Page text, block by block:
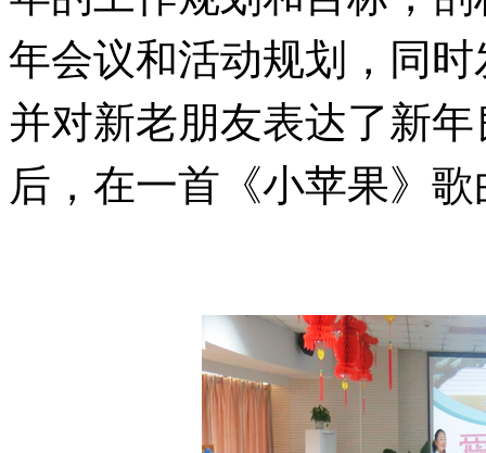
年会议和活动规划，同
并对新老朋友表达了新
后，在一首《小苹果》